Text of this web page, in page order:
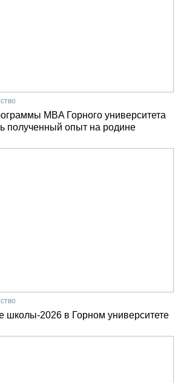
MBA Горного университета
полученный опыт на родине
школы-2026 в Горном университете